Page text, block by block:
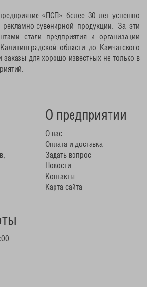
«ПСП» более 30 лет успешно
сувенирной продукции. За эти
стали предприятия и организации
области до Камчатского
для хорошо известных не только в
О предприятии
О нас
Оплата и доставка
Задать вопрос
Новости
Контакты
Карта сайта